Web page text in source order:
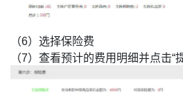
（6）选择保险费
（7）查看预计的费用明细并点击“